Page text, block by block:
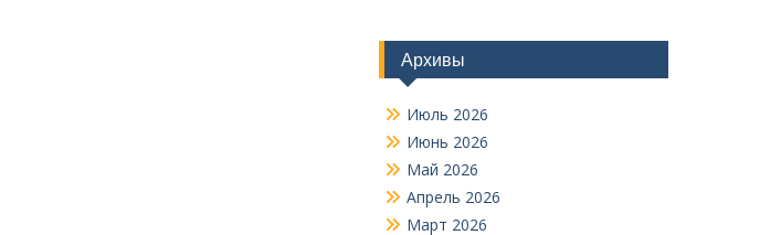
Архивы
Июль 2026
Июнь 2026
Май 2026
Апрель 2026
Март 2026